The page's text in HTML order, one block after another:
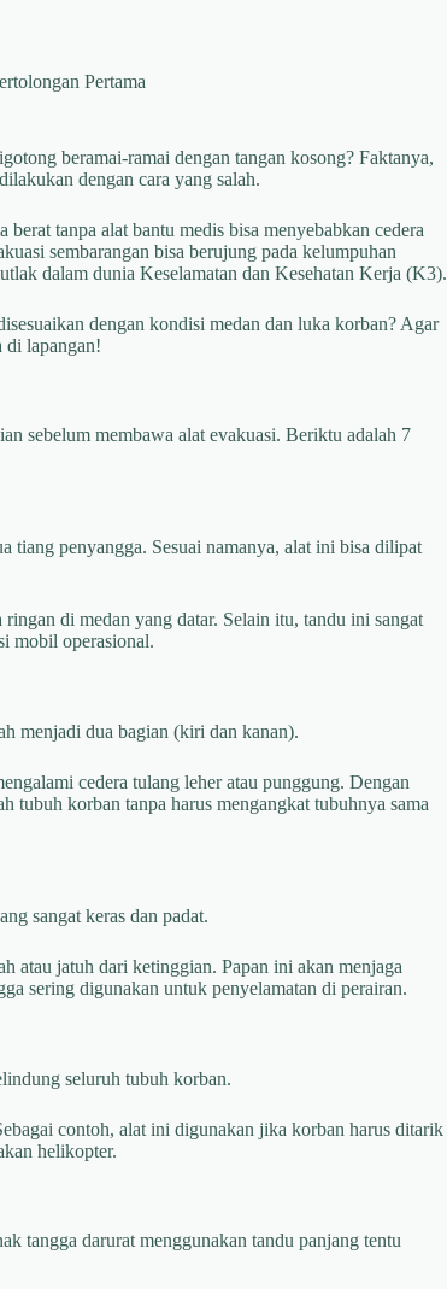
Pertama
beramai-ramai dengan tangan kosong? Faktanya,
dengan cara yang salah.
tanpa alat bantu medis bisa menyebabkan cedera
sembarangan bisa berujung pada kelumpuhan
dalam dunia Keselamatan dan Kesehatan Kerja (K3).
dengan kondisi medan dan luka korban? Agar
di lapangan!
sebelum membawa alat evakuasi. Beriktu adalah 7
tiang penyangga. Sesuai namanya, alat ini bisa dilipat
di medan yang datar. Selain itu, tandu ini sangat
mobil operasional.
menjadi dua bagian (kiri dan kanan).
cedera tulang leher atau punggung. Dengan
tubuh korban tanpa harus mengangkat tubuhnya sama
sangat keras dan padat.
atau jatuh dari ketinggian. Papan ini akan menjaga
sering digunakan untuk penyelamatan di perairan.
seluruh tubuh korban.
contoh, alat ini digunakan jika korban harus ditarik
helikopter.
tangga darurat menggunakan tandu panjang tentu